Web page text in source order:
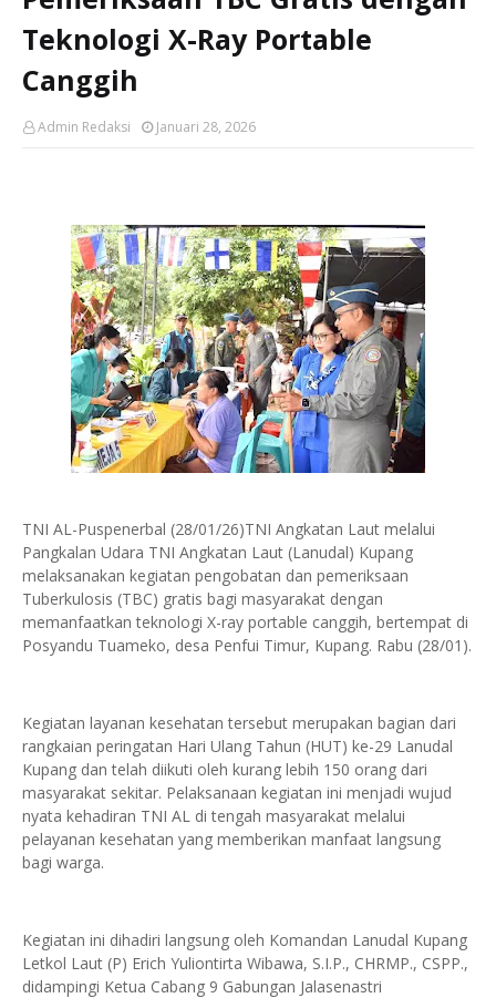
Teknologi X-Ray Portable
Canggih
Admin Redaksi Januari 28, 2026
TNI AL-Puspenerbal (28/01/26)TNI Angkatan Laut melalui
Pangkalan Udara TNI Angkatan Laut (Lanudal) Kupang
melaksanakan kegiatan pengobatan dan pemeriksaan
Tuberkulosis (TBC) gratis bagi masyarakat dengan
memanfaatkan teknologi X-ray portable canggih, bertempat di
Posyandu Tuameko, desa Penfui Timur, Kupang. Rabu (28/01).
Kegiatan layanan kesehatan tersebut merupakan bagian dari
rangkaian peringatan Hari Ulang Tahun (HUT) ke-29 Lanudal
Kupang dan telah diikuti oleh kurang lebih 150 orang dari
masyarakat sekitar. Pelaksanaan kegiatan ini menjadi wujud
nyata kehadiran TNI AL di tengah masyarakat melalui
pelayanan kesehatan yang memberikan manfaat langsung
bagi warga.
Kegiatan ini dihadiri langsung oleh Komandan Lanudal Kupang
Letkol Laut (P) Erich Yuliontirta Wibawa, S.I.P., CHRMP., CSPP.,
didampingi Ketua Cabang 9 Gabungan Jalasenastri